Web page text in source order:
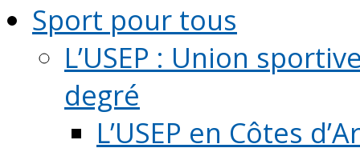
Sport pour tous
L’USEP : Union
degré
L’USEP en Côtes